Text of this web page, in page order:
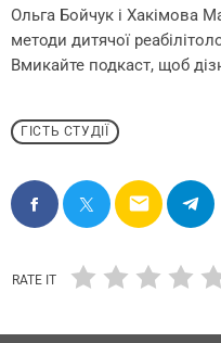
Ольга Бойчук і Хакімова
методи дитячої
Вмикайте подкаст, щоб
ГІСТЬ СТУДІЇ
email
RATE IT